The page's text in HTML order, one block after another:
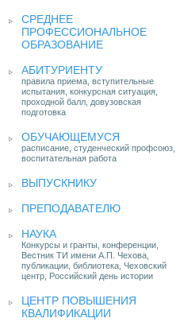
СРЕДНЕЕ
ПРОФЕССИОНАЛЬНОЕ
ОБРАЗОВАНИЕ
АБИТУРИЕНТУ
правила приема, вступительные
испытания, конкурсная ситуация,
проходной балл, довузовская
подготовка
ОБУЧАЮЩЕМУСЯ
расписание, студенческий профсоюз,
воспитательная работа
ВЫПУСКНИКУ
ПРЕПОДАВАТЕЛЮ
НАУКА
Конкурсы и гранты, конференции,
Вестник ТИ имени А.П. Чехова,
публикации, библиотека, Чеховский
центр, Российский день истории
ЦЕНТР ПОВЫШЕНИЯ
КВАЛИФИКАЦИИ